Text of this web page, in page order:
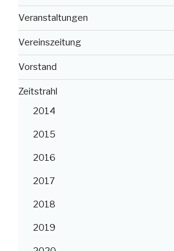
Veranstaltungen
Vereinszeitung
Vorstand
Zeitstrahl
2014
2015
2016
2017
2018
2019